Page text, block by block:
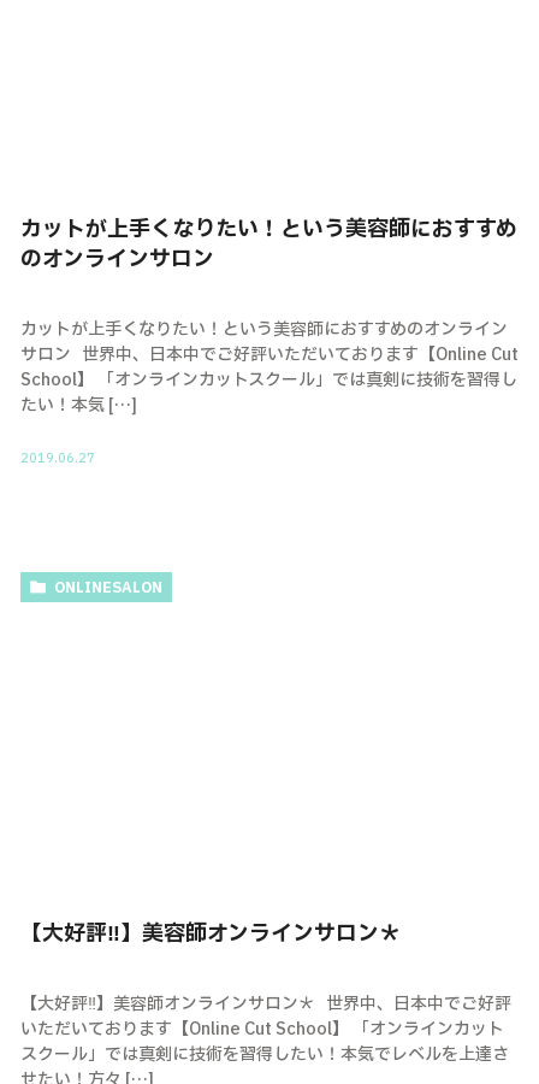
カットが上手くなりたい！という美容師におすすめ
のオンラインサロン
カットが上手くなりたい！という美容師におすすめのオンライン
サロン 世界中、日本中でご好評いただいております【Online Cut
School】 「オンラインカットスクール」では真剣に技術を習得し
たい！本気 […]
2019.06.27
ONLINESALON
【大好評‼】美容師オンラインサロン＊
【大好評‼】美容師オンラインサロン＊ 世界中、日本中でご好評
いただいております【Online Cut School】 「オンラインカット
スクール」では真剣に技術を習得したい！本気でレベルを上達さ